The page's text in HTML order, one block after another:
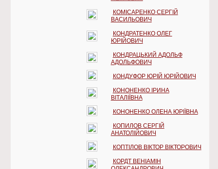
КОМІСАРЕНКО СЕРГІЙ
ВАСИЛЬОВИЧ
КОНДРАТЕНКО ОЛЕГ
ЮРІЙОВИЧ
КОНДРАЦЬКИЙ АДОЛЬФ
АДОЛЬФОВИЧ
КОНДУФОР ЮРІЙ ЮРІЙОВИЧ
КОНОНЕНКО ІРИНА
ВІТАЛІЇВНА
КОНОНЕНКО ОЛЕНА ЮРІЇВНА
КОПИЛОВ СЕРГІЙ
АНАТОЛІЙОВИЧ
КОПТІЛОВ ВІКТОР ВІКТОРОВИЧ
КОРДТ ВЕНІАМІН